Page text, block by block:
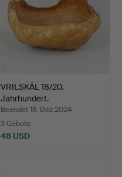
VRILSKÅL 18/20.
Jahrhundert.
Beendet 16. Dez 2024
3 Gebote
48 USD